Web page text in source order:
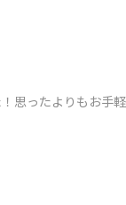
思ったよりもお手